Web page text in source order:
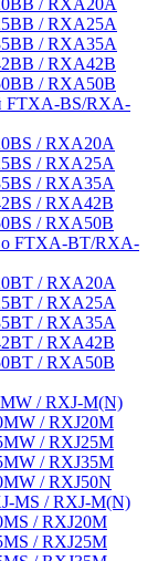
/ RXA20A
/ RXA25A
/ RXA35A
/ RXA42B
/ RXA50B
FTXA-BS/RXA-
/ RXA20A
/ RXA25A
/ RXA35A
/ RXA42B
/ RXA50B
FTXA-BT/RXA-
/ RXA20A
/ RXA25A
/ RXA35A
/ RXA42B
/ RXA50B
/ RXJ-M(N)
/ RXJ20M
/ RXJ25M
/ RXJ35M
/ RXJ50N
MS / RXJ-M(N)
/ RXJ20M
/ RXJ25M